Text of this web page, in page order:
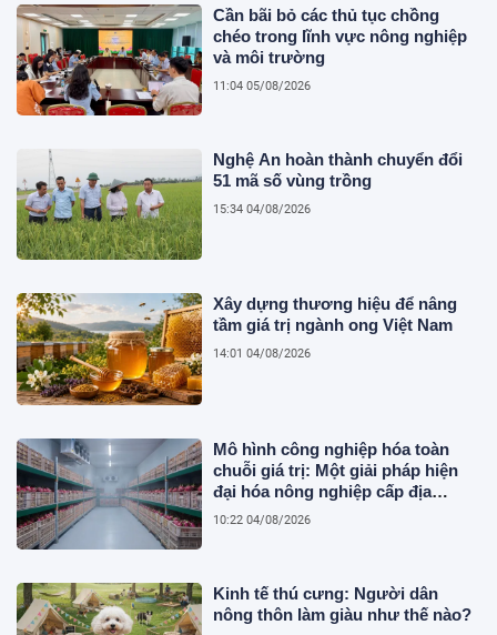
Cần bãi bỏ các thủ tục chồng
chéo trong lĩnh vực nông nghiệp
và môi trường
11:04 05/08/2026
Nghệ An hoàn thành chuyển đổi
51 mã số vùng trồng
15:34 04/08/2026
Xây dựng thương hiệu để nâng
tầm giá trị ngành ong Việt Nam
14:01 04/08/2026
Mô hình công nghiệp hóa toàn
chuỗi giá trị: Một giải pháp hiện
đại hóa nông nghiệp cấp địa
phương tại Việt Nam
10:22 04/08/2026
Kinh tế thú cưng: Người dân
nông thôn làm giàu như thế nào?